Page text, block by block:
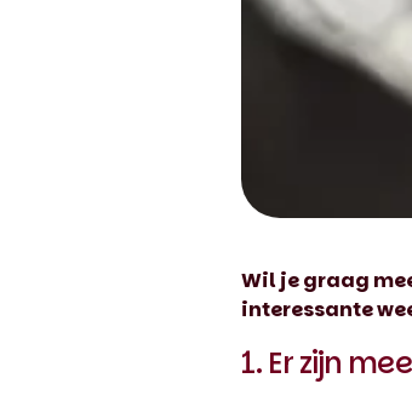
Wil je graag
interessante
1. Er zijn